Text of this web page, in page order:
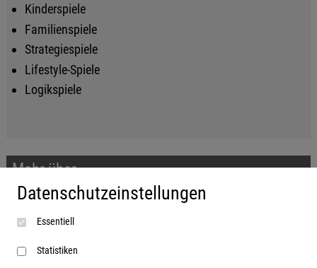
Kinderspiele
Familienspiele
Strategiespiele
Lifestyle-Spiele
Logikspiele
Mehr über...
Impressum
AGB
Datenschutzerklärung
Datenschutzeinstellungen
Essentiell
Statistiken